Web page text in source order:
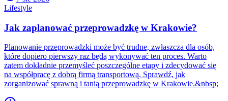
Lifestyle
Jak zaplanować przeprowadzkę w Krakowie?
Planowanie przeprowadzki może być trudne, zwłaszcza dla osób,
które dopiero pierwszy raz będą wykonywać ten proces. Warto
zatem dokładnie przemyśleć poszczególne etapy i zdecydować się
na współpracę z dobrą firmą transportową. Sprawdź, jak
zorganizować sprawną i tanią przeprowadzkę w Krakowie.&nbsp;